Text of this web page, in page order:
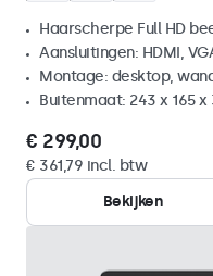
Haarscherpe Full HD
Aansluitingen: HDMI,
Montage: desktop,
Buitenmaat: 243 x 165 x
€ 299,00
€ 361,79 incl. btw
Bekijken